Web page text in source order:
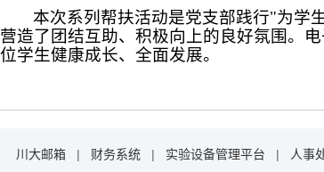
本次系列帮扶活动是党支部践行"为学
营造了团结互助、积极向上的良好氛围。
位学生健康成长、全面发展。
川大邮箱 | 财务系统 | 实验设备管理平台 | 人事